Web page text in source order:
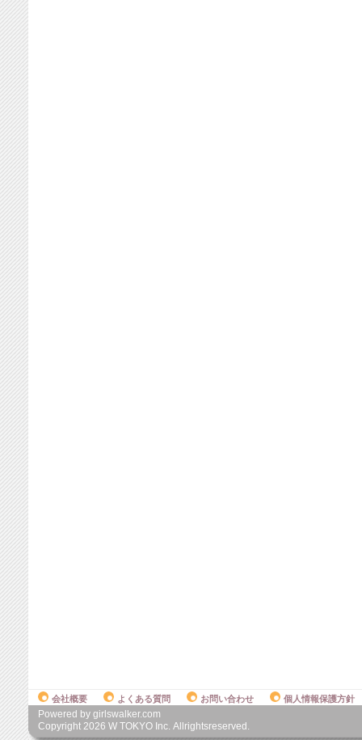
会社概要 よくある質問 お問い合わせ 個人情報保護方針
Powered by girlswalker.com
Copyright 2026 W TOKYO Inc. Allrightsreserved.